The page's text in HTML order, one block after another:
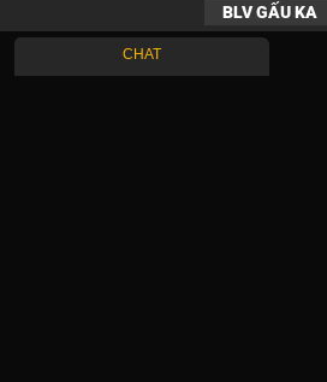
BLV GẤU KA
CHAT